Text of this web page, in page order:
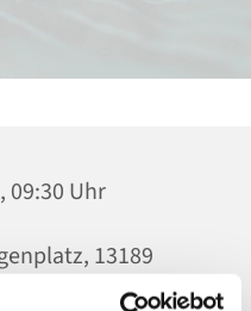
09:30 Uhr
13189